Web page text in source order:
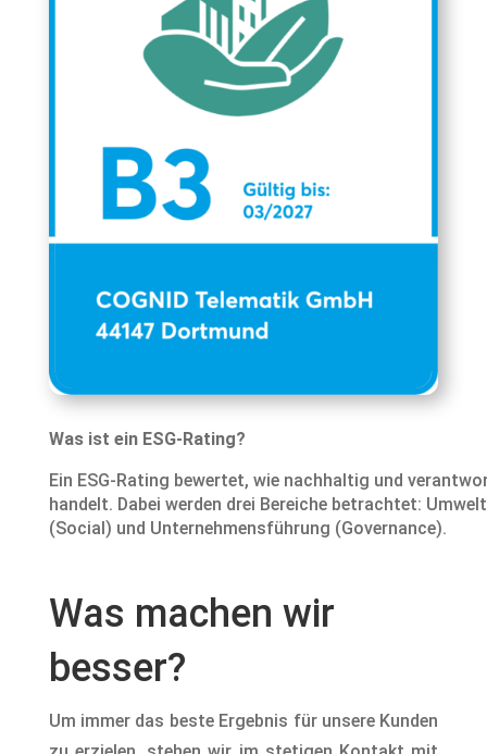
Was ist ein ESG-Rating?
Ein ESG-Rating bewertet, wie nachhaltig und
handelt. Dabei werden drei Bereiche betrachtet:
(Social) und Unternehmensführung (Governance).
Was machen wir
besser?
Um immer das beste Ergebnis für unsere Kunden